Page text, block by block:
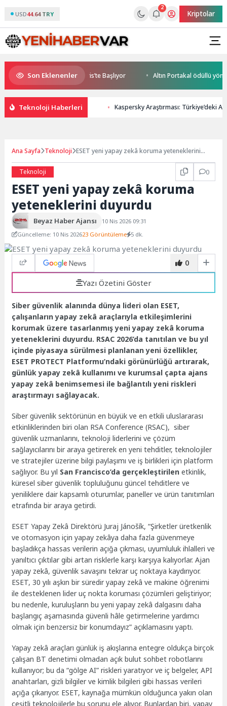
USD44.64 TRY
2
Kriptolar
Son Eklenenler
World Cup Heyecanı Paris’te Başlıyor Altın Portakal ödüllü
Teknoloji Haberleri Kaspersky Araştırması: Türkiye’deki
Ana Sayfa Teknoloji ESET yeni yapay zekâ koruma yeteneklerini
Teknoloji
0
ESET yeni yapay zekâ koruma
yeteneklerini duyurdu
Beyaz Haber Ajansı
10 Nis 2026 09:31
Güncelleme: 10 Nis 202623 Görüntüleme 5 dk.
0
Yazı Özetini Göster
Siber güvenlik alanında dünya lideri olan ESET,
çalışanların yapay zekâ araçlarıyla etkileşimlerini
korumak üzere tasarlanmış yeni yapay zekâ koruma
yeteneklerini duyurdu. RSAC 2026’da tanıtılan ve bu yıl
içinde piyasaya sürülmesi planlanan yeni özellikler,
ESET PROTECT Platformu’ndaki görünürlüğü artırarak,
günlük yapay zekâ kullanımı ve kurumsal çapta ajans
yapay zekâ benimsemesi ile bağlantılı yeni riskleri
araştırmayı sağlayacak.
Siber güvenlik sektörünün en büyük ve en etkili uluslararası
etkinliklerinden biri olan RSA Conference (RSAC), siber
güvenlik uzmanlarını, teknoloji liderlerini ve çözüm
sağlayıcılarını bir araya getirerek en yeni tehditler, teknolojiler
ve stratejiler üzerine bilgi paylaşımı ve iş birlikleri için platform
sağlıyor. Bu yıl San Francisco’da gerçekleştirilenetkinlik,
küresel siber güvenlik topluluğunu güncel tehditlere ve
yeniliklere dair kapsamlı oturumlar, paneller ve ürün tanıtımları
etrafında bir araya getirdi.
ESET Yapay Zekâ Direktörü Juraj Jánošík, “Şirketler üretkenlik
ve otomasyon için yapay zekâya daha fazla güvenmeye
başladıkça hassas verilerin açığa çıkması, uyumluluk ihlalleri ve
yanıltıcı çıktılar gibi artan risklerle karşı karşıya kalıyorlar. Ajan
yapay zekâ, güvenlik savaşını tekrar uç noktaya kaydırıyor.
ESET, 30 yılı aşkın bir süredir yapay zekâ ve makine öğrenimi
ile desteklenen lider uç nokta koruması çözümleri geliştiriyor;
bu nedenle, kuruluşların bu yeni yapay zekâ dalgasını daha
başlangıç aşamasında güvenli hâle getirmelerine yardımcı
olmak için benzersiz bir konumdayız” açıklamasını yaptı.
Yapay zekâ araçları günlük iş akışlarına entegre oldukça birçok
çalışan BT denetimi olmadan açık bulut sohbet robotlarını
kullanıyor; bu da “gölge AI” riskleri yaratıyor ve iç belgeler, API
anahtarları, gizli bilgiler ve kimlik bilgileri gibi hassas verileri
açığa çıkarıyor. ESET, kaynağa mümkün olduğunca yakın olan
çeşitli teknolojilerle bu sorunu ele alıyor. Bunlardan biri, yapay